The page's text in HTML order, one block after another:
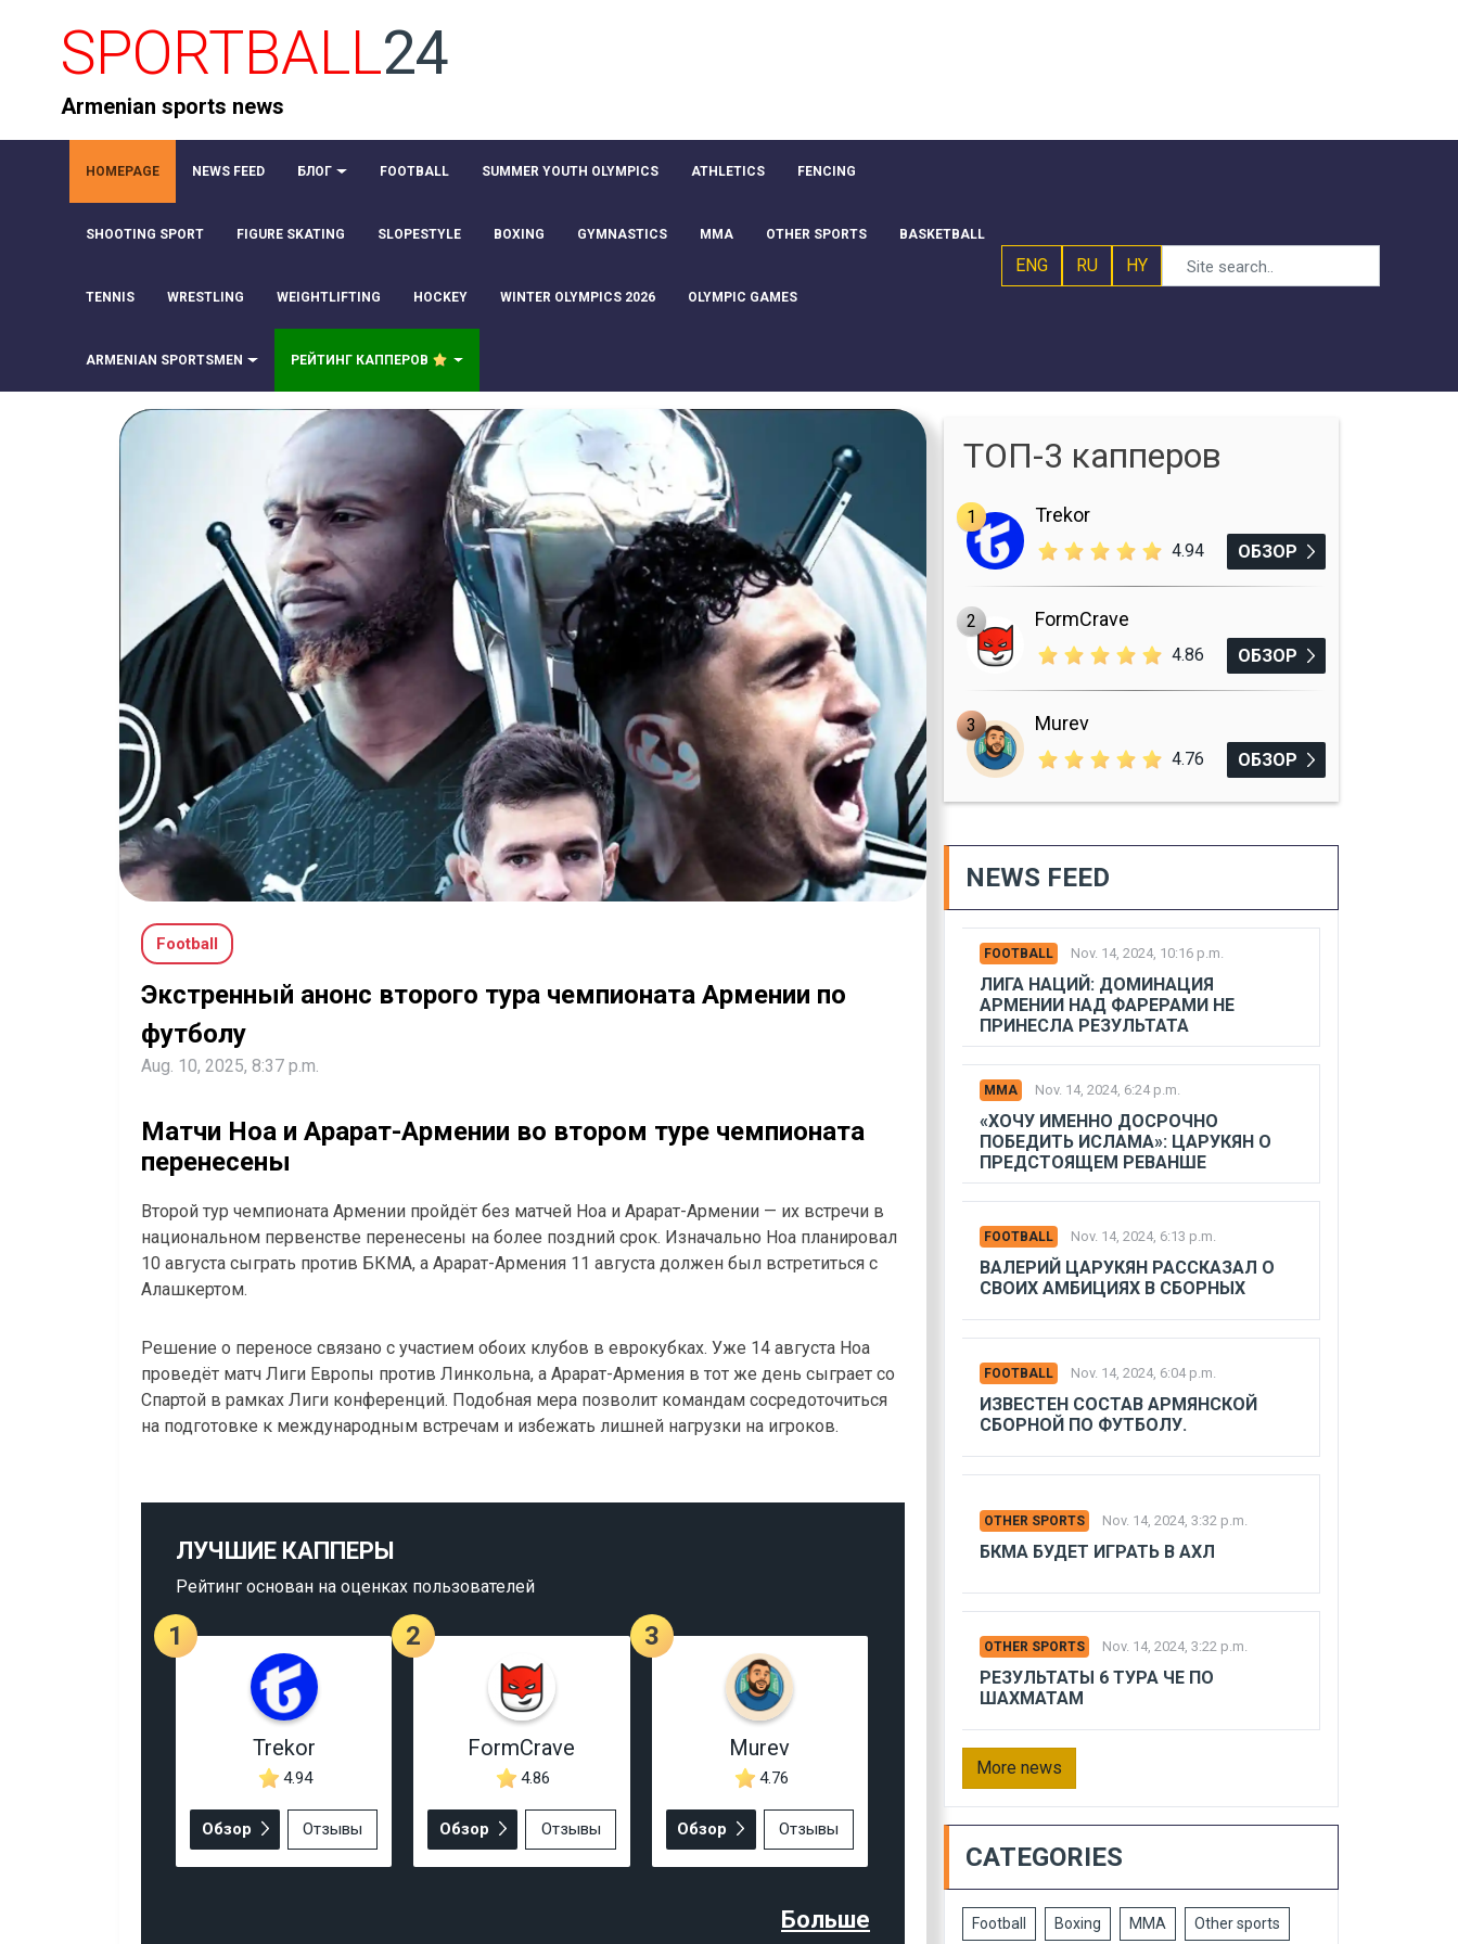
SPORTBALL24
Armenian sports news
HOMEPAGE NEWS FEED БЛОГ FOOTBALL SUMMER YOUTH OLYMPICS ATHLETICS FENCING
SHOOTING SPORT FIGURE SKATING SLOPESTYLE BOXING GYMNASTICS MMA OTHER SPORTS BASKETBALL
TENNIS WRESTLING WEIGHTLIFTING HOCKEY WINTER OLYMPICS 2026 OLYMPIC GAMES
ARMENIAN SPORTSMEN РЕЙТИНГ КАППЕРОВ
ENG RU HY
Football
Экстренный анонс второго тура чемпионата Армении по
футболу
Aug. 10, 2025, 8:37 p.m.
Матчи Ноа и Арарат-Армении во втором туре чемпионата
перенесены
Второй тур чемпионата Армении пройдёт без матчей Ноа и Арарат-Армении — их встречи в
национальном первенстве перенесены на более поздний срок. Изначально Ноа планировал
10 августа сыграть против БКМА, а Арарат-Армения 11 августа должен был встретиться с
Алашкертом.
Решение о переносе связано с участием обоих клубов в еврокубках. Уже 14 августа Ноа
проведёт матч Лиги Европы против Линкольна, а Арарат-Армения в тот же день сыграет со
Спартой в рамках Лиги конференций. Подобная мера позволит командам сосредоточиться
на подготовке к международным встречам и избежать лишней нагрузки на игроков.
ЛУЧШИЕ КАППЕРЫ
Рейтинг основан на оценках пользователей
1
Trekor
4.94
Обзор Отзывы
2
FormCrave
4.86
Обзор Отзывы
3
Murev
4.76
Обзор Отзывы
Больше
ТОП-3 капперов
1 Trekor
4.94 ОБЗОР
2 FormCrave
4.86 ОБЗОР
3 Murev
4.76 ОБЗОР
NEWS FEED
FOOTBALL Nov. 14, 2024, 10:16 p.m.
ЛИГА НАЦИЙ: ДОМИНАЦИЯ
АРМЕНИИ НАД ФАРЕРАМИ НЕ
ПРИНЕСЛА РЕЗУЛЬТАТА
MMA Nov. 14, 2024, 6:24 p.m.
«ХОЧУ ИМЕННО ДОСРОЧНО
ПОБЕДИТЬ ИСЛАМА»: ЦАРУКЯН О
ПРЕДСТОЯЩЕМ РЕВАНШЕ
FOOTBALL Nov. 14, 2024, 6:13 p.m.
ВАЛЕРИЙ ЦАРУКЯН РАССКАЗАЛ О
СВОИХ АМБИЦИЯХ В СБОРНЫХ
FOOTBALL Nov. 14, 2024, 6:04 p.m.
ИЗВЕСТЕН СОСТАВ АРМЯНСКОЙ
СБОРНОЙ ПО ФУТБОЛУ.
OTHER SPORTS Nov. 14, 2024, 3:32 p.m.
БКМА БУДЕТ ИГРАТЬ В АХЛ
OTHER SPORTS Nov. 14, 2024, 3:22 p.m.
РЕЗУЛЬТАТЫ 6 ТУРА ЧЕ ПО
ШАХМАТАМ
More news
CATEGORIES
Football Boxing MMA Other sports